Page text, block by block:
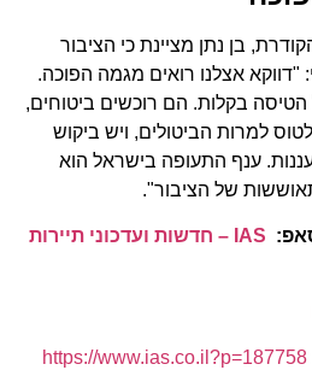
בן נתן מציינת כי הציבור
"דווקא אצלנו רואים מגמה הפוכה.
בקלות. הם רוכשים ביטוחים,
למרות הביטולים, ויש ביקוש
ענף התעופה בישראל הוא
של הציבור".
IAS – חדשות ועדכוני תיירות
https://www.ias.co.il?p=187758